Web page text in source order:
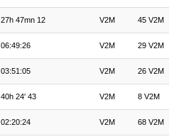
27h 47mn 12 V2M 45 V2M
06:49:26 V2M 29 V2M
03:51:05 V2M 26 V2M
40h 24' 43 V2M 8 V2M
02:20:24 V2M 68 V2M